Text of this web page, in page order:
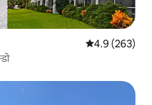
औसत रेटिंग 5 में
4.9 (263)